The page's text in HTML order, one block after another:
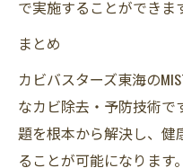
で実施することができま
まとめ
カビバスターズ東海の
なカビ除去・予防技術で
題を根本から解決し、健
ることが可能になります